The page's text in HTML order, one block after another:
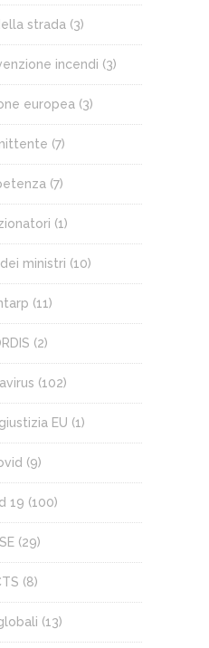
strada (3)
incendi (3)
europea (3)
(7)
(7)
(1)
ministri (10)
(11)
(2)
(102)
EU (1)
(9)
19 (100)
(29)
(8)
(13)